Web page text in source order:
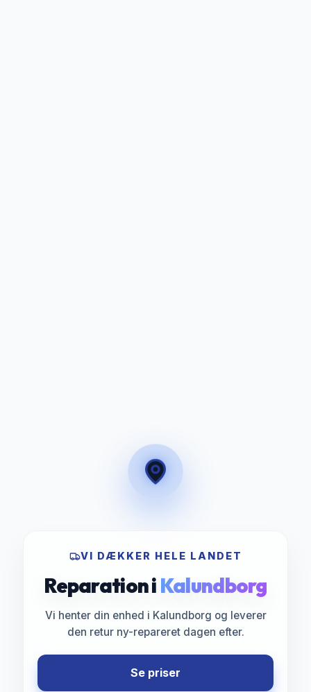
VI DÆKKER HELE LANDET
Reparation iKalundborg
Vi henter din enhed i Kalundborg og leverer
den retur ny-repareret dagen efter.
Se priser